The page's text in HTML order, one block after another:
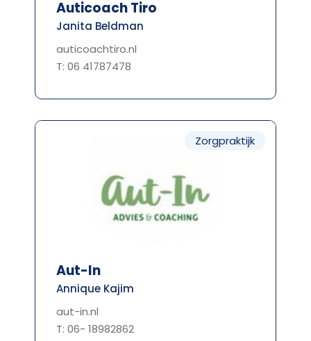
Auticoach Tiro
Janita Beldman
auticoachtiro.nl
T: 06 41787478
Zorgpraktijk
Aut-In
Annique Kajim
aut-in.nl
T: 06- 18982862